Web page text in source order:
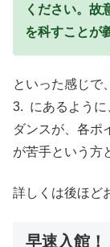
ください。故
を科すことが
といった感じで
3. にあるように
ダンスが、各ポ
が苦手という方
詳しくは後ほど
早速入館！